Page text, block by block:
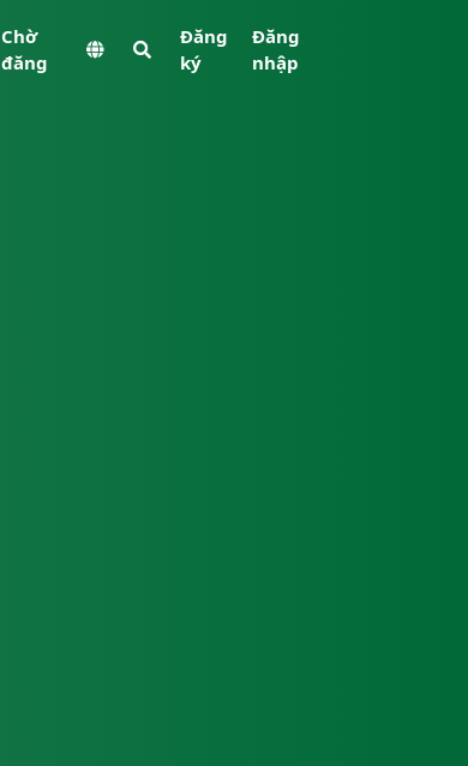
Chờ
đăng
Đăng
ký
Đăng
nhập